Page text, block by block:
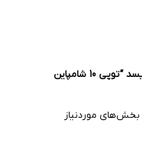
اولین کسی باشید که دیدگاهی می نویسد “توپی 10 شامپاین
بخش‌های موردنیاز